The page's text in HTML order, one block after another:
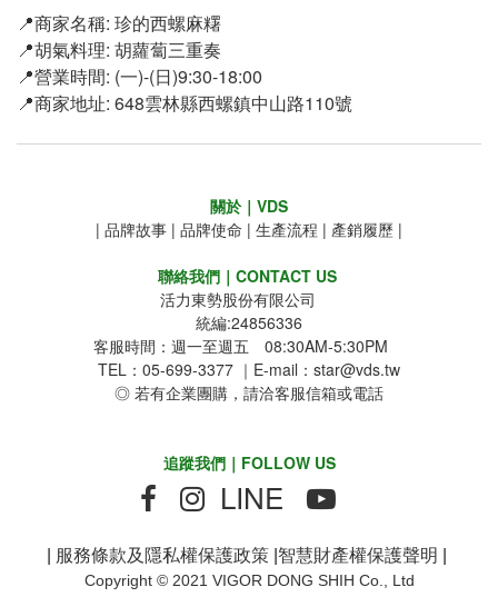
📍商家名稱: 珍的西螺麻糬
📍胡氣料理: 胡蘿蔔三重奏
📍營業時間: (一)-(日)9:30-18:00
📍商家地址: 648雲林縣西螺鎮中山路110號
關於｜VDS
| 品牌故事 | 品牌使命 | 生產流程 | 產銷履歷 |
聯絡我們｜CONTACT US
活力東勢股份有限公司
統編:24856336
客服時間：週一至週五 08:30AM-5:30PM
TEL：05-699-3377 ｜E-mail：star@vds.tw
◎ 若有企業團購，請洽客服信箱或電話
追蹤我們｜FOLLOW US
LINE
| 服務條款及隱私權保護政策 |智慧財產權保護聲明 |
Copyright © 2021 VIGOR DONG SHIH Co., Ltd